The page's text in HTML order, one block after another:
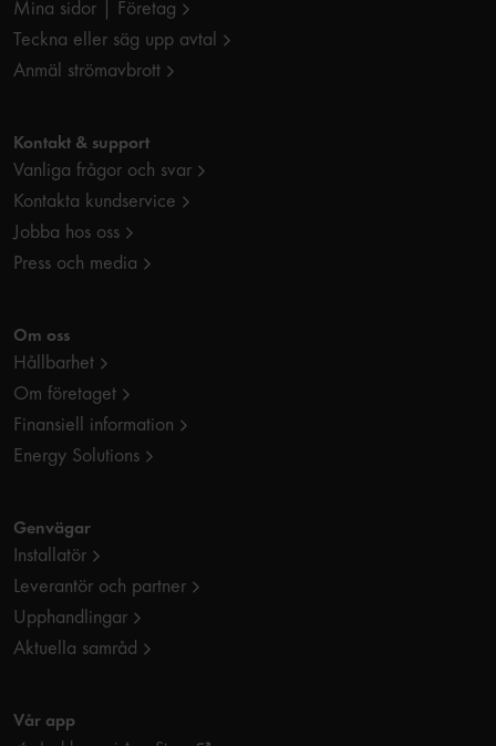
Mina sidor | Företag
Teckna eller säg upp avtal
Anmäl strömavbrott
Kontakt & support
Vanliga frågor och svar
Kontakta kundservice
Jobba hos oss
Press och media
Om oss
Hållbarhet
Om företaget
Finansiell information
Energy Solutions
Genvägar
Installatör
Leverantör och partner
Upphandlingar
Aktuella samråd
Vår app